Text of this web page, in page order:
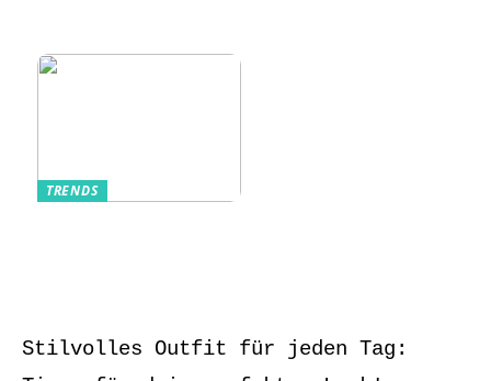
TRENDS
Stilvolles Outfit für jeden Tag: